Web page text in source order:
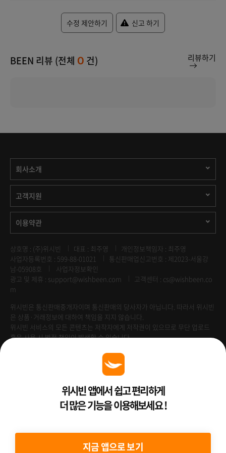
수정 제안하기 신고 하기
BEEN 리뷰 (전체 0 건) 리뷰하기
회사소개
고객지원
이용약관
상호명 : (주)위시빈 대표 : 최주영
개인정보책임자 : 최주영
사업자등록번호 : 599-88-01021
통신판매업신고번호 : 제2023-서울강
남-05908호
사업자정보확인
광고 및 제휴 : support@wishbeen.com
고객센터 : cs@wishbeen.co
m
위시빈은 통신판매중개자이며 통신판매의 당사자가 아닙니다. 따라서 위시빈
은 상품·거래정보에 대하여 책임을 지지 않습니다.
위시빈 서비스의 모든 콘텐츠는 저작자에게 저작권이 있으므로 무단 업로드
혹은 사용 시 법적 책임이 발생할 수 있습니다.
Venture Enterprise위시빈 앱에서 쉽고 편리하게
더 많은 기능을 이용해보세요 !
지금 앱으로 보기